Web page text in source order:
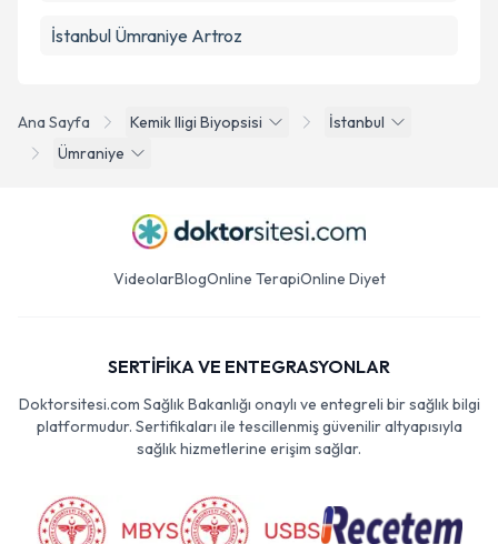
Ana Sayfa Kemik Iligi Biyopsisi
İstanbul
Ümraniye
İstanbul Ümraniye Artroz
VideolarBlogOnline TerapiOnline Diyet
SERTİFİKA VE ENTEGRASYONLAR
Doktorsitesi.com Sağlık Bakanlığı onaylı ve entegreli bir sağlık bilgi
platformudur. Sertifikaları ile tescillenmiş güvenilir altyapısıyla
sağlık hizmetlerine erişim sağlar.